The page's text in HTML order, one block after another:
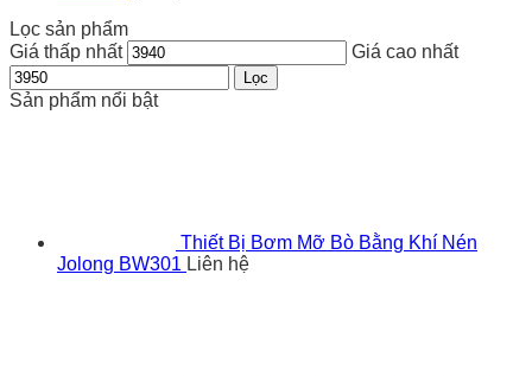
Lọc sản phẩm
Giá thấp nhất
Giá cao nhất
Lọc
Sản phẩm nổi bật
Thiết Bị Bơm Mỡ Bò Bằng Khí Nén
Jolong BW301 Liên hệ